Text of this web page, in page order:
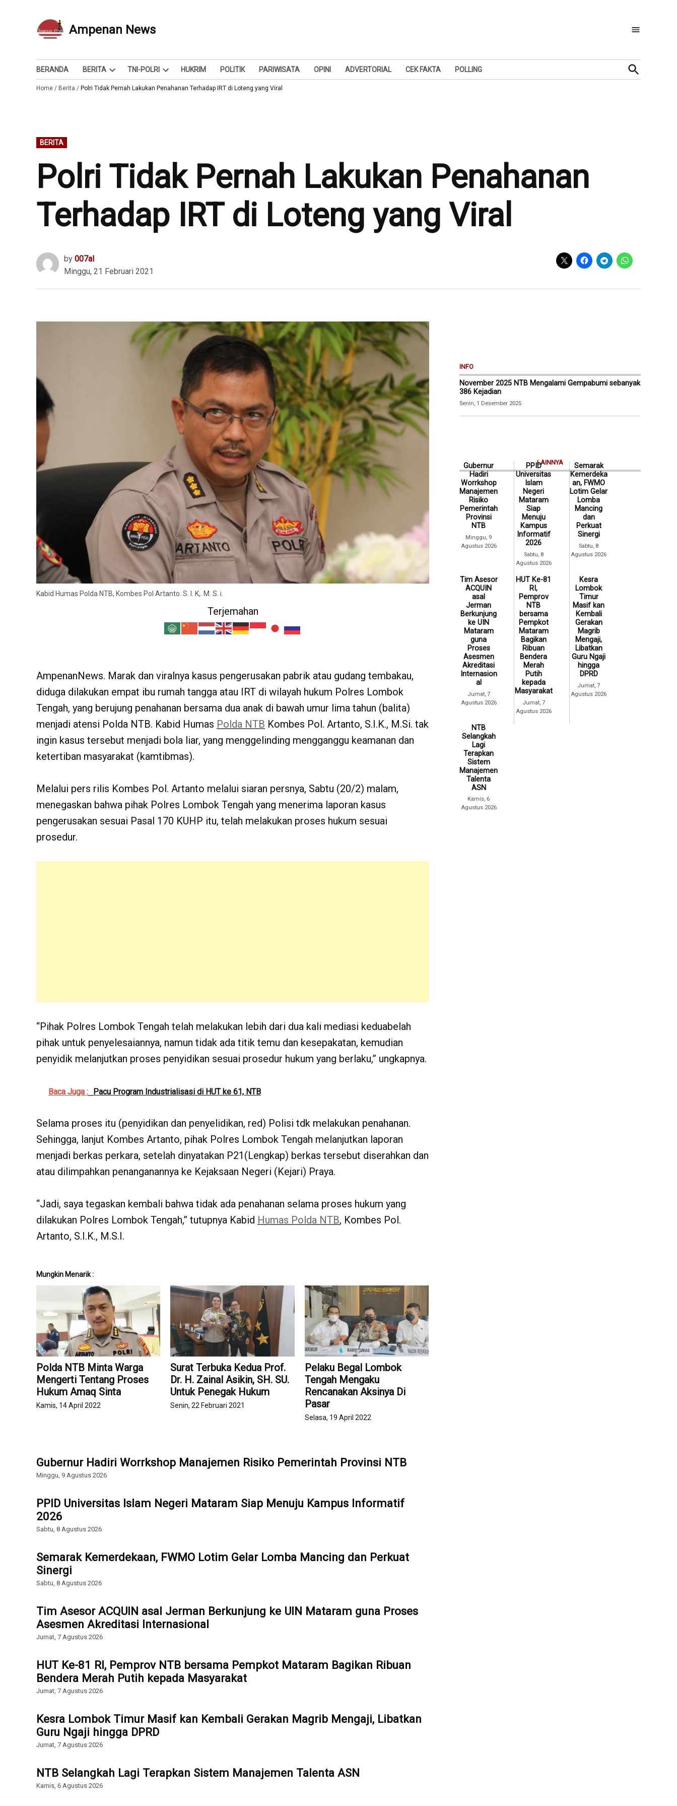
Ampenan News
Berita dan Info
BERANDA BERITA
Open
dropdown
TNI-POLRI
Open
dropdown
HUKRIM POLITIK PARIWISATA OPINI ADVERTORIAL CEK FAKTA POLLING
Open
Search
Home / Berita / Polri Tidak Pernah Lakukan Penahanan Terhadap IRT di Loteng yang Viral
POSTED
IN
BERITA
Polri Tidak Pernah Lakukan Penahanan
Terhadap IRT di Loteng yang Viral
by 007al
Minggu, 21 Februari 2021
Kabid Humas Polda NTB, Kombes Pol Artanto. S. I. K,. M. S. i.
Terjemahan
AmpenanNews. Marak dan viralnya kasus pengerusakan pabrik atau gudang tembakau,
diduga dilakukan empat ibu rumah tangga atau IRT di wilayah hukum Polres Lombok
Tengah, yang berujung penahanan bersama dua anak di bawah umur lima tahun (balita)
menjadi atensi Polda NTB. Kabid Humas Polda NTB Kombes Pol. Artanto, S.I.K., M.Si. tak
ingin kasus tersebut menjadi bola liar, yang menggelinding mengganggu keamanan dan
ketertiban masyarakat (kamtibmas).
Melalui pers rilis Kombes Pol. Artanto melalui siaran persnya, Sabtu (20/2) malam,
menegaskan bahwa pihak Polres Lombok Tengah yang menerima laporan kasus
pengerusakan sesuai Pasal 170 KUHP itu, telah melakukan proses hukum sesuai
prosedur.
“Pihak Polres Lombok Tengah telah melakukan lebih dari dua kali mediasi keduabelah
pihak untuk penyelesaiannya, namun tidak ada titik temu dan kesepakatan, kemudian
penyidik melanjutkan proses penyidikan sesuai prosedur hukum yang berlaku,” ungkapnya.
Baca Juga : Pacu Program Industrialisasi di HUT ke 61, NTB
Selama proses itu (penyidikan dan penyelidikan, red) Polisi tdk melakukan penahanan.
Sehingga, lanjut Kombes Artanto, pihak Polres Lombok Tengah melanjutkan laporan
menjadi berkas perkara, setelah dinyatakan P21(Lengkap) berkas tersebut diserahkan dan
atau dilimpahkan penanganannya ke Kejaksaan Negeri (Kejari) Praya.
“Jadi, saya tegaskan kembali bahwa tidak ada penahanan selama proses hukum yang
dilakukan Polres Lombok Tengah,” tutupnya Kabid Humas Polda NTB, Kombes Pol.
Artanto, S.I.K., M.S.I.
Mungkin Menarik :
Polda NTB Minta Warga
Mengerti Tentang Proses
Hukum Amaq Sinta
Kamis, 14 April 2022
Surat Terbuka Kedua Prof.
Dr. H. Zainal Asikin, SH. SU.
Untuk Penegak Hukum
Senin, 22 Februari 2021
Pelaku Begal Lombok
Tengah Mengaku
Rencanakan Aksinya Di
Pasar
Selasa, 19 April 2022
Gubernur Hadiri Worrkshop Manajemen Risiko Pemerintah Provinsi NTB
Minggu, 9 Agustus 2026
PPID Universitas Islam Negeri Mataram Siap Menuju Kampus Informatif
2026
Sabtu, 8 Agustus 2026
Semarak Kemerdekaan, FWMO Lotim Gelar Lomba Mancing dan Perkuat
Sinergi
Sabtu, 8 Agustus 2026
Tim Asesor ACQUIN asal Jerman Berkunjung ke UIN Mataram guna Proses
Asesmen Akreditasi Internasional
Jumat, 7 Agustus 2026
HUT Ke-81 RI, Pemprov NTB bersama Pempkot Mataram Bagikan Ribuan
Bendera Merah Putih kepada Masyarakat
Jumat, 7 Agustus 2026
Kesra Lombok Timur Masif kan Kembali Gerakan Magrib Mengaji, Libatkan
Guru Ngaji hingga DPRD
Jumat, 7 Agustus 2026
NTB Selangkah Lagi Terapkan Sistem Manajemen Talenta ASN
Kamis, 6 Agustus 2026
INFO
November 2025 NTB Mengalami Gempabumi sebanyak
386 Kejadian
Senin, 1 Desember 2025
LAINNYA
Gubernur
Hadiri
Worrkshop
Manajemen
Risiko
Pemerintah
Provinsi
NTB
Minggu, 9
Agustus 2026
PPID
Universitas
Islam
Negeri
Mataram
Siap
Menuju
Kampus
Informatif
2026
Sabtu, 8
Agustus 2026
Semarak
Kemerdeka
an, FWMO
Lotim Gelar
Lomba
Mancing
dan
Perkuat
Sinergi
Sabtu, 8
Agustus 2026
Tim Asesor
ACQUIN
asal
Jerman
Berkunjung
ke UIN
Mataram
guna
Proses
Asesmen
Akreditasi
Internasion
al
Jumat, 7
Agustus 2026
HUT Ke-81
RI,
Pemprov
NTB
bersama
Pempkot
Mataram
Bagikan
Ribuan
Bendera
Merah
Putih
kepada
Masyarakat
Jumat, 7
Agustus 2026
Kesra
Lombok
Timur
Masif kan
Kembali
Gerakan
Magrib
Mengaji,
Libatkan
Guru Ngaji
hingga
DPRD
Jumat, 7
Agustus 2026
NTB
Selangkah
Lagi
Terapkan
Sistem
Manajemen
Talenta
ASN
Kamis, 6
Agustus 2026